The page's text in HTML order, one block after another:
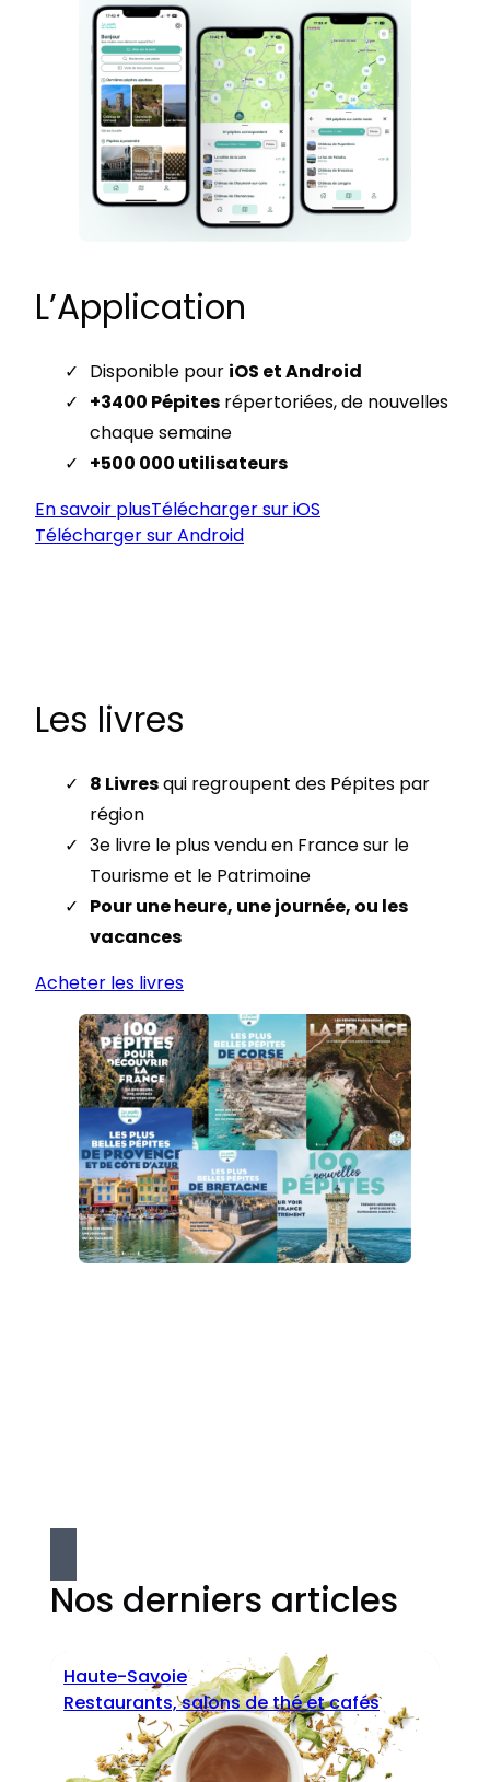
L’Application
Disponible pour iOS et Android
+3400 Pépites répertoriées, de nouvelles
chaque semaine
+500 000 utilisateurs
En savoir plusTélécharger sur iOS
Télécharger sur Android
Les livres
8 Livresqui regroupent des Pépites par
région
3e livre le plus vendu en France sur le
Tourisme et le Patrimoine
Pour une heure, une journée, ou les
vacances
Acheter les livres
Nos derniers articles
Haute-Savoie
Restaurants, salons de thé et cafés